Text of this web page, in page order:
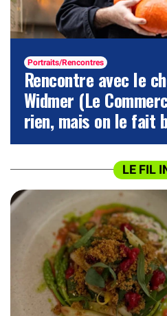
Portraits/Rencontres
Rencontre avec le
Widmer (Le
rien, mais on le fait
LE FIL